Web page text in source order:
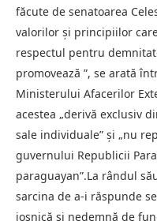
făcute de senatoarea
valorilor și principiilor
respectul pentru
promovează ”, se arată
Ministerului Afacerilor
acestea „derivă exclusiv
sale individuale” și „nu
guvernului Republicii
paraguayan”.La rândul
sarcina de a-i răspunde
josnică și nedemnă de